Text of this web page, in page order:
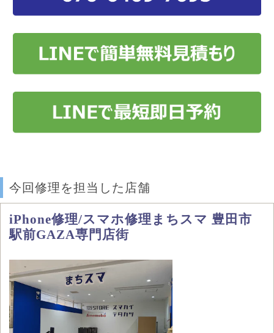
今回修理を担当した店舗
iPhone修理/スマホ修理まちスマ 豊田市
駅前GAZA専門店街